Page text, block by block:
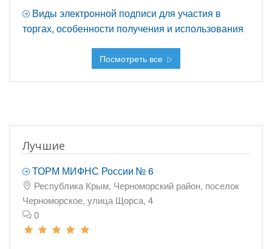
Виды электронной подписи для участия в
торгах, особенности получения и использования
Посмотреть все
Лучшие
ТОРМ МИФНС России № 6
Республика Крым, Черноморский район, поселок
Черноморское, улица Щорса, 4
0